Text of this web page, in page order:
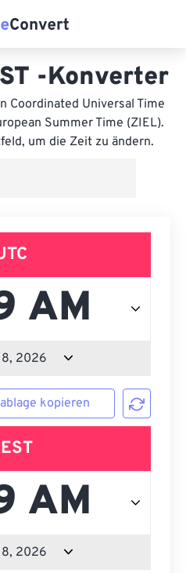
-Konverter
Coordinated Universal Time
Summer Time (ZIEL).
um die Zeit zu ändern.
kopieren